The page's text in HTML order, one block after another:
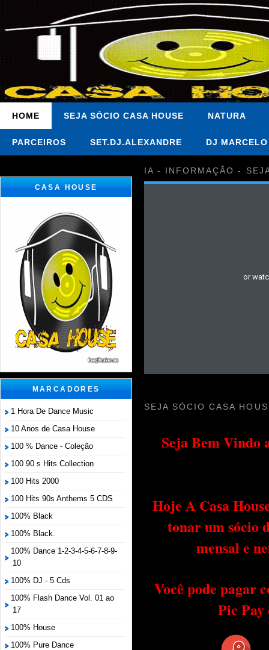
HOME SEJA SÓCIO CASA HOUSE NATURA
PARCEIROS SET.DJ.ALEXANDRE DJ
CASA HOUSE
MARCADORES
1 Hora De Dance Music
10 Anos de Casa House
100 % Dance - Coleção
100 90 s Hits Collection
100 Hits 2000
100 Hits 90s Anthems 5 CDS
100% Black
100% Black.
100% Dance 1-2-3-4-5-6-7-8-9-
10
100% DJ - 5 Cds
100% Flash Dance Vol. 01 ao
17
100% House
100% Pure Dance
IA - INFORMAÇÃO -
SEJA SÓCIO CASA
Seja Bem Vindo
Hoje A Casa
tonar um sócio
mensal e
Você pode pagar
Pic